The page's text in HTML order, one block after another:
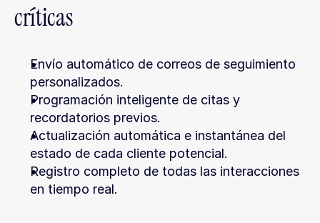
críticas
Envío automático de correos de seguimiento
personalizados.
Programación inteligente de citas y
recordatorios previos.
Actualización automática e instantánea del
estado de cada cliente potencial.
Registro completo de todas las interacciones
en tiempo real.